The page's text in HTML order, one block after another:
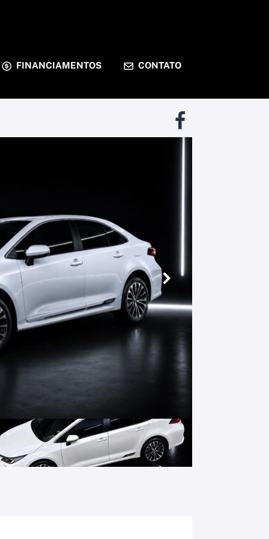
FINANCIAMENTOS CONTATO
Próximo